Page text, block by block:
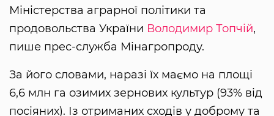
Міністерства аграрної політики та
продовольства України Володимир Топчій,
пише прес-служба Мінагропроду.
За його словами, наразі їх маємо на площі
6,6 млн га озимих зернових культур (93% від
посіяних). Із отриманих сходів у доброму та